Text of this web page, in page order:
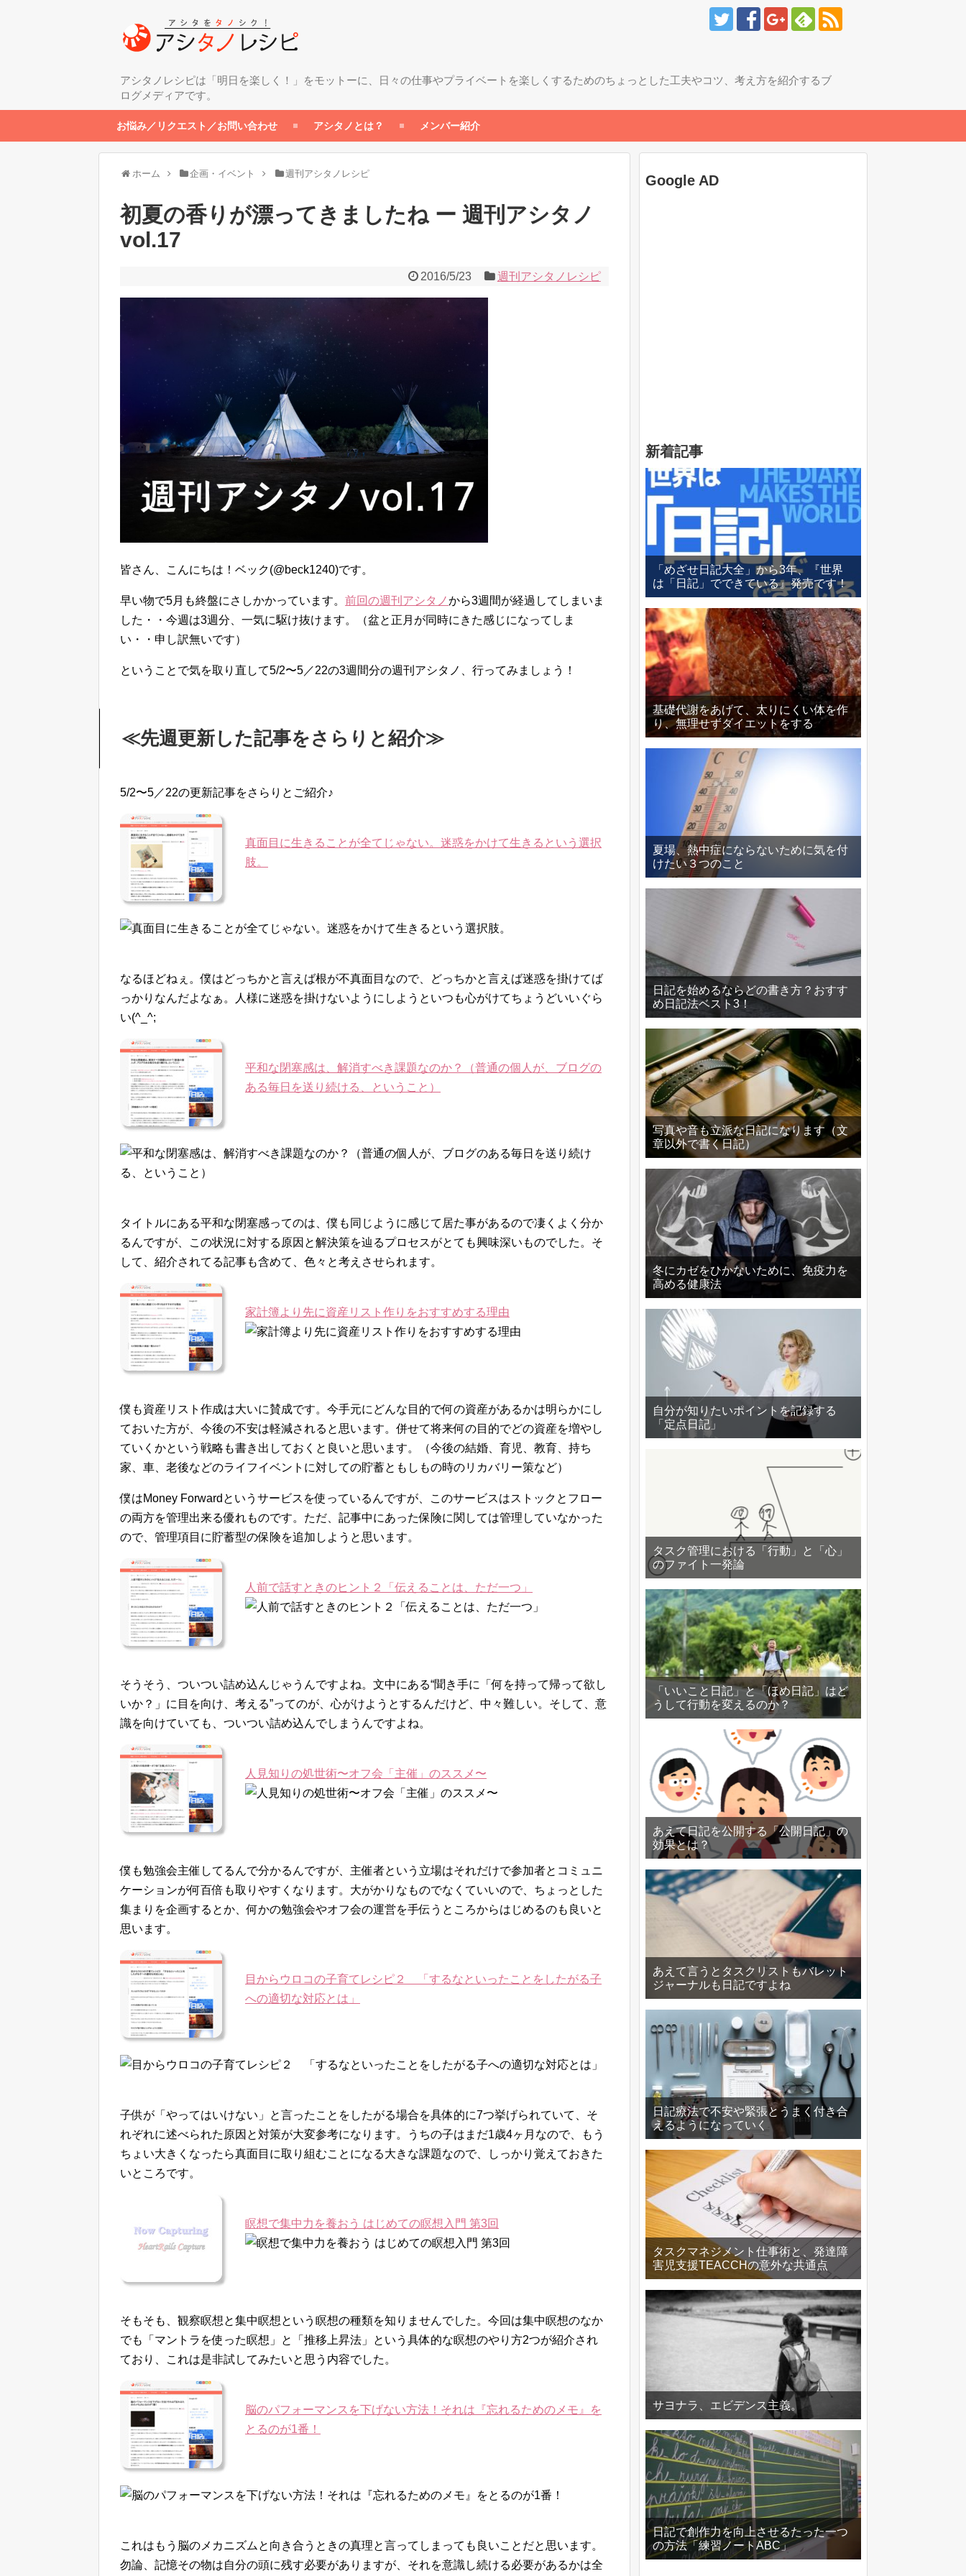
アシタノレシピは「明日を楽しく！」をモットーに、日々の仕事やプライベートを楽しくするためのちょっとした工夫やコツ、考え方を紹介するブ
ログメディアです。
お悩み／リクエスト／お問い合わせ アシタノとは？ メンバー紹介
ホーム 企画・イベント 週刊アシタノレシピ
初夏の香りが漂ってきましたね ー 週刊アシタノ
vol.17
2016/5/23 週刊アシタノレシピ
皆さん、こんにちは！ベック(@beck1240)です。
早い物で5月も終盤にさしかかっています。 前回の週刊アシタノから3週間が経過してしまいま
した・・今週は3週分、一気に駆け抜けます。（盆と正月が同時にきた感じになってしま
い・・申し訳無いです）
ということで気を取り直して5/2〜5／22の3週間分の週刊アシタノ、行ってみましょう！
≪先週更新した記事をさらりと紹介≫
5/2〜5／22の更新記事をさらりとご紹介♪
真面目に生きることが全てじゃない。迷惑をかけて生きるという選択
肢。
なるほどねぇ。僕はどっちかと言えば根が不真面目なので、どっちかと言えば迷惑を掛けてば
っかりなんだよなぁ。人様に迷惑を掛けないようにしようといつも心がけてちょうどいいぐら
い(^_^;
平和な閉塞感は、解消すべき課題なのか？（普通の個人が、ブログの
ある毎日を送り続ける、ということ）
タイトルにある平和な閉塞感ってのは、僕も同じように感じて居た事があるので凄くよく分か
るんですが、この状況に対する原因と解決策を辿るプロセスがとても興味深いものでした。そ
して、紹介されてる記事も含めて、色々と考えさせられます。
家計簿より先に資産リスト作りをおすすめする理由
僕も資産リスト作成は大いに賛成です。今手元にどんな目的で何の資産があるかは明らかにし
ておいた方が、今後の不安は軽減されると思います。併せて将来何の目的でどの資産を増やし
ていくかという戦略も書き出しておくと良いと思います。（今後の結婚、育児、教育、持ち
家、車、老後などのライフイベントに対しての貯蓄ともしもの時のリカバリー策など）
僕はMoney Forwardというサービスを使っているんですが、このサービスはストックとフロー
の両方を管理出来る優れものです。ただ、記事中にあった保険に関しては管理していなかった
ので、管理項目に貯蓄型の保険を追加しようと思います。
人前で話すときのヒント２「伝えることは、ただ一つ」
そうそう、ついつい詰め込んじゃうんですよね。文中にある“聞き手に「何を持って帰って欲し
いか？」に目を向け、考える”ってのが、心がけようとするんだけど、中々難しい。そして、意
識を向けていても、ついつい詰め込んでしまうんですよね。
人見知りの処世術〜オフ会「主催」のススメ〜
僕も勉強会主催してるんで分かるんですが、主催者という立場はそれだけで参加者とコミュニ
ケーションが何百倍も取りやすくなります。大がかりなものでなくていいので、ちょっとした
集まりを企画するとか、何かの勉強会やオフ会の運営を手伝うところからはじめるのも良いと
思います。
目からウロコの子育てレシピ２ 「するなといったことをしたがる子
への適切な対応とは」
子供が「やってはいけない」と言ったことをしたがる場合を具体的に7つ挙げられていて、そ
れぞれに述べられた原因と対策が大変参考になります。うちの子はまだ1歳4ヶ月なので、もう
ちょい大きくなったら真面目に取り組むことになる大きな課題なので、しっかり覚えておきた
いところです。
瞑想で集中力を養おう はじめての瞑想入門 第3回
そもそも、観察瞑想と集中瞑想という瞑想の種類を知りませんでした。今回は集中瞑想のなか
でも「マントラを使った瞑想」と「推移上昇法」という具体的な瞑想のやり方2つが紹介され
ており、これは是非試してみたいと思う内容でした。
脳のパフォーマンスを下げない方法！それは『忘れるためのメモ』を
とるのが1番！
これはもう脳のメカニズムと向き合うときの真理と言ってしまっても良いことだと思います。
勿論、記憶その物は自分の頭に残す必要がありますが、それを意識し続ける必要があるかは全
Google AD
新着記事
「めざせ日記大全」から3年、『世界
は「日記」でできている』発売です！
基礎代謝をあげて、太りにくい体を作
り、無理せずダイエットをする
夏場、熱中症にならないために気を付
けたい３つのこと
日記を始めるならどの書き方？おすす
め日記法ベスト3！
写真や音も立派な日記になります（文
章以外で書く日記）
冬にカゼをひかないために、免疫力を
高める健康法
自分が知りたいポイントを記録する
「定点日記」
タスク管理における「行動」と「心」
のファイト一発論
「いいこと日記」と「ほめ日記」はど
うして行動を変えるのか？
あえて日記を公開する「公開日記」の
効果とは？
あえて言うとタスクリストもバレット
ジャーナルも日記ですよね
日記療法で不安や緊張とうまく付き合
えるようになっていく
タスクマネジメント仕事術と、発達障
害児支援TEACCHの意外な共通点
サヨナラ、エビデンス主義。
日記で創作力を向上させるたった一つ
の方法「練習ノートABC」